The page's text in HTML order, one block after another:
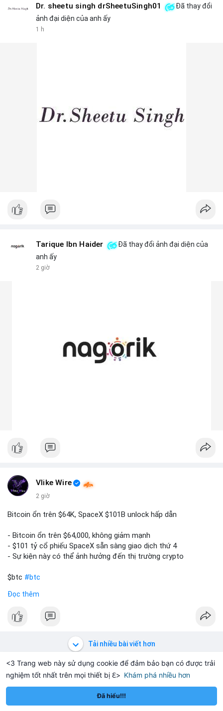
<3 Trang web này sử dụng cookie để đảm bảo bạn có được trải
nghiệm tốt nhất trên mọi thiết bị ℇ> Khám phá nhiều hơn
Đã hiểu!!!
+2.35% Solana SOL $74.09 +0.01%
là bước đệm chuyển lên sàn giao dịch tập trung để thanh
khoản hóa, hoặc gom vào ví lạnh phục vụ tích lũy dài hạn. Hành
vi này tạo tâm lý thận trọng cho nhà đầu tư nhỏ lẻ, khi dòng
#6dot0271btc #chuyenvilanh #tichluydaihan
#btcmempool
#giaodichlon
Dr. sheetu singh drSheetuSingh01
Đã thay đổi
ảnh đại diện của anh ấy
1 h
Tarique Ibn Haider
Đã thay đổi ảnh đại diện của
anh ấy
2 giờ
Vlike Wire
2 giờ
Bitcoin ổn trên $64K, SpaceX $101B unlock hấp dẫn
- Bitcoin ổn trên $64,000, không giảm mạnh
- $101 tỷ cổ phiếu SpaceX sẵn sàng giao dịch thứ 4
- Sự kiện này có thể ảnh hưởng đến thị trường crypto
$btc #btc
#vlikevn #titanbot
📰 Nguồn: CoinDesk
Đọc thêm
Tải nhiều bài viết hơn